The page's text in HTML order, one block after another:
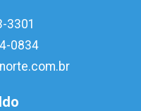
3301
0834